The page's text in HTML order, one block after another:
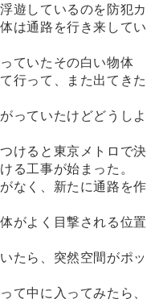
遊しているのを防犯カ
は通路を行き来してい
ていたその白い物体
行って、また出てきた
っていたけどどうしよ
けると東京メトロで決
る工事が始まった。
なく、新たに通路を作
がよく目撃される位置
たら、突然空間がポッ
て中に入ってみたら、